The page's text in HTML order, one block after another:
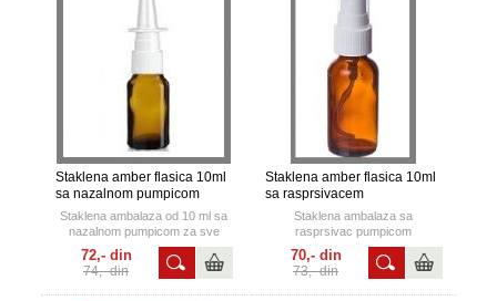
Staklena amber flasica 10ml
sa nazalnom pumpicom
Staklena ambalaza od 10 ml sa
nazalnom pumpicom za sve
indikacije tecnosti u nos.
72,- din
74,- din
Staklena amber flasica 10ml
sa rasprsivacem
Staklena ambalaza sa
rasprsivac pumpicom
70,- din
73,- din